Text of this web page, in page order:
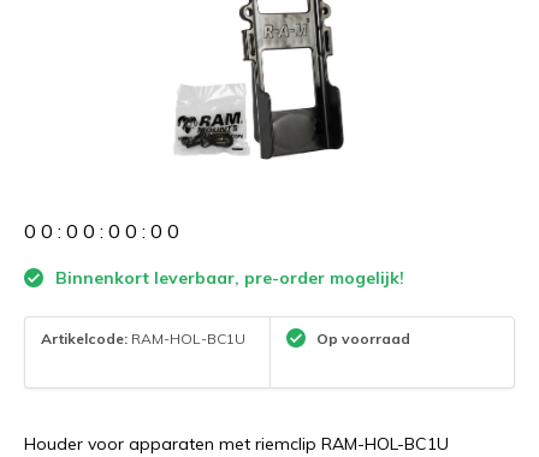
0 0 : 0 0 : 0 0 : 0 0
Binnenkort leverbaar, pre-order mogelijk!
Artikelcode: RAM-HOL-BC1U Op voorraad
Houder voor apparaten met riemclip RAM-HOL-BC1U